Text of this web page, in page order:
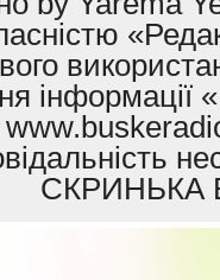
інформації
СКРИНЬКА